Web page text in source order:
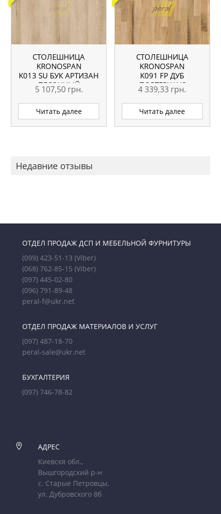
СТОЛЕШНИЦА
KRONOSPAN
K013 SU БУК АРТИЗАН
ПЕСОЧНЫЙ
4100X600X38 ММ
5 107,50 грн.
Читать далее
СТОЛЕШНИЦА
KRONOSPAN
K091 FP ДУБ
ПОРТЕРХАУС
СВЕТЛЫЙ
4100X600X38 ММ
4 339,33 грн.
Читать далее
Недавние отзывы
ОТДЕЛ ПРОДАЖ ДСП И МЕБЕЛЬНОЙ ФУРНИТУРЫ
(099) 423-51-13 (Viber)
(068) 762-85-15 (Viber)
(097) 445-02-80
(096) 791-89-48
peral-f@ukr.net
ОТДЕЛ ПРОДАЖ МАТЕРИАЛОВ И УСЛУГ
(097) 487-18-70
peral-sale@ukr.net
БУХГАЛТЕРИЯ
(097) 746-78-82

АДРЕС
Киевскя обл.,
Вышгородский р-н
с. Старые Петровцы,
ул. Дубровского 8б